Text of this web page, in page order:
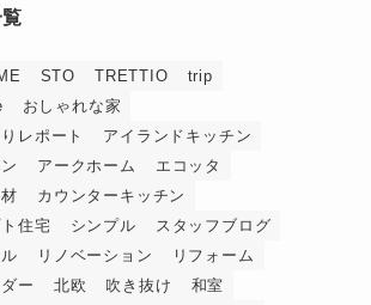
STO TRETTIO
trip
おしゃれな家
レポート
アイランドキッチン
アークホーム
エコッタ
カウンターキッチン
住宅
シンプル
スタッフブログ
リノベーション
リフォーム
ー
北欧 吹き抜け
和室